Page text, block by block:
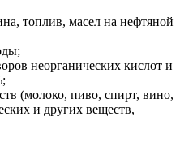
топлив, масел на нефтяной
неорганических кислот и
(молоко, пиво, спирт, вино,
и других веществ,